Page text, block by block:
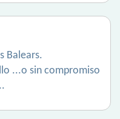
Balears.
...o sin compromiso